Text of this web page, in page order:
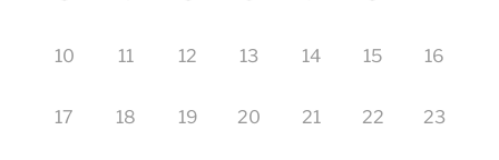
10 11 12 13 14 15 16
17 18 19 20 21 22 23